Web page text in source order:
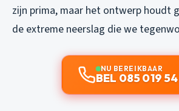
zijn prima, maar het ontwerp houdt
de extreme neerslag die we
NU BEREIKBAAR
BEL 085 019